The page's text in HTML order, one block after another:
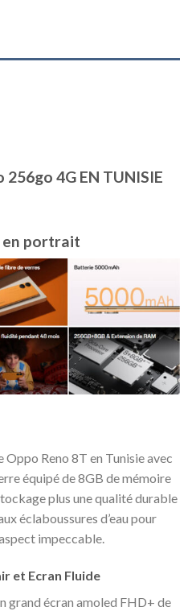
256go 4G EN TUNISIE
en portrait
Reno 8T en Tunisie avec
équipé de 8GB de mémoire
plus une qualité durable
éclaboussures d’eau pour
impeccable.
et Ecran Fluide
grand écran amoled FHD+ de